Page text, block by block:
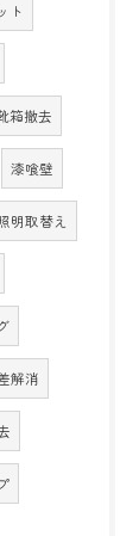
ト
箱撤去
漆喰壁
明取替え
解消